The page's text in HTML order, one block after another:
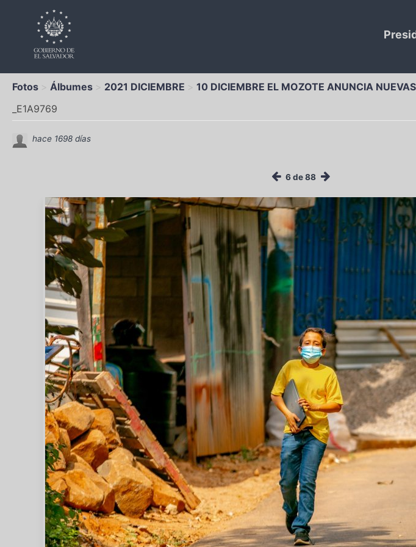
Fotos Álbumes 2021 DICIEMBRE 10 DICIEMBRE EL MOZOTE ANUNCIA
_E1A9769
hace 1698 días
6 de 88